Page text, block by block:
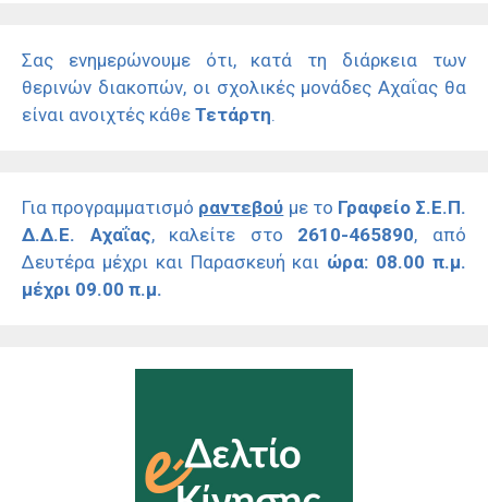
Σας ενημερώνουμε ότι, κατά τη διάρκεια των
θερινών διακοπών, οι σχολικές μονάδες Αχαΐας θα
είναι ανοιχτές κάθε Τετάρτη.
Για προγραμματισμό ραντεβού με το Γραφείο Σ.Ε.Π.
Δ.Δ.Ε. Αχαΐας, καλείτε στο 2610-465890, από
Δευτέρα μέχρι και Παρασκευή και ώρα: 08.00 π.μ.
μέχρι 09.00 π.μ.